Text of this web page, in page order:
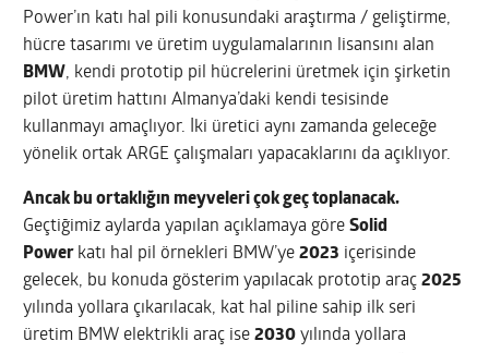
Power’ın katı hal pili konusundaki araştırma / geliştirme,
hücre tasarımı ve üretim uygulamalarının lisansını alan
BMW, kendi prototip pil hücrelerini üretmek için şirketin
pilot üretim hattını Almanya’daki kendi tesisinde
kullanmayı amaçlıyor. İki üretici aynı zamanda geleceğe
yönelik ortak ARGE çalışmaları yapacaklarını da açıklıyor.
Ancak bu ortaklığın meyveleri çok geç toplanacak.
Geçtiğimiz aylarda yapılan açıklamaya göreSolid
Power katı hal pil örnekleri BMW’ye2023 içerisinde
gelecek, bu konuda gösterim yapılacak prototip araç2025
yılında yollara çıkarılacak, kat hal piline sahip ilk seri
üretim BMW elektrikli araç ise2030 yılında yollara